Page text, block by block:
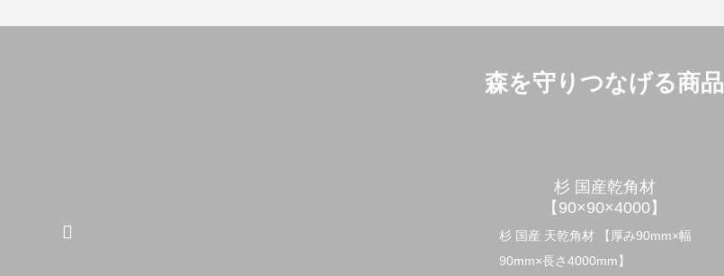
森を守りつなげる商品
杉 国産乾角材
【90×90×4000】
杉 国産 天乾角材 【厚み90mm×幅
90mm×長さ4000mm】